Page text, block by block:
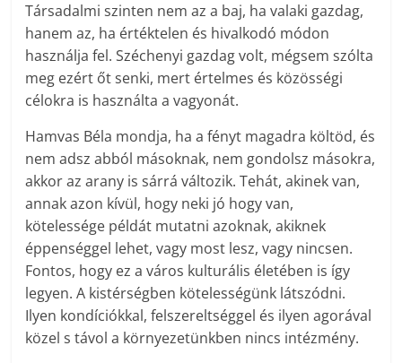
Társadalmi szinten nem az a baj, ha valaki gazdag,
hanem az, ha értéktelen és hivalkodó módon
használja fel. Széchenyi gazdag volt, mégsem szólta
meg ezért őt senki, mert értelmes és közösségi
célokra is használta a vagyonát.
Hamvas Béla mondja, ha a fényt magadra költöd, és
nem adsz abból másoknak, nem gondolsz másokra,
akkor az arany is sárrá változik. Tehát, akinek van,
annak azon kívül, hogy neki jó hogy van,
kötelessége példát mutatni azoknak, akiknek
éppenséggel lehet, vagy most lesz, vagy nincsen.
Fontos, hogy ez a város kulturális életében is így
legyen. A kistérségben kötelességünk látszódni.
Ilyen kondíciókkal, felszereltséggel és ilyen agorával
közel s távol a környezetünkben nincs intézmény.